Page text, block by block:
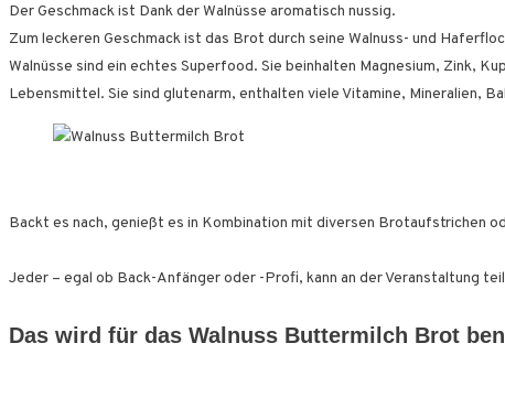
Der Geschmack ist Dank der Walnüsse aromatisch nussig.
Zum leckeren Geschmack ist das Brot durch seine Walnuss- und
Walnüsse sind ein echtes Superfood. Sie beinhalten Magnesium, Zink,
Lebensmittel. Sie sind glutenarm, enthalten viele Vitamine, Mineralien,
Backt es nach, genießt es in Kombination mit diversen Brotaufstrichen
Jeder – egal ob Back-Anfänger oder -Profi, kann an der Veranstaltung
Das wird für das Walnuss Buttermilch Brot